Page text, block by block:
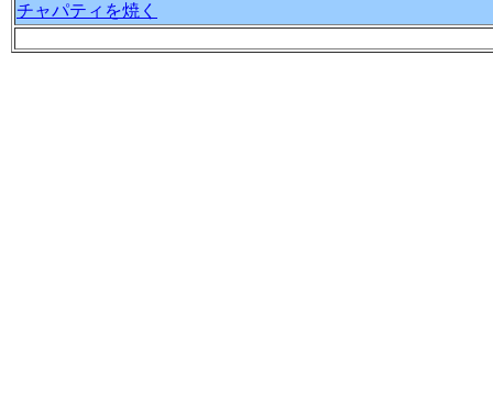
チャパティを焼く